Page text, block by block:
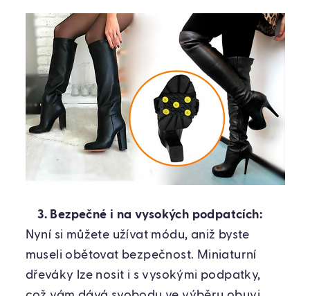
3. Bezpečné i na vysokých podpatcích:
Nyní si můžete užívat módu, aniž byste
museli obětovat bezpečnost. Miniaturní
dřeváky lze nosit i s vysokými podpatky,